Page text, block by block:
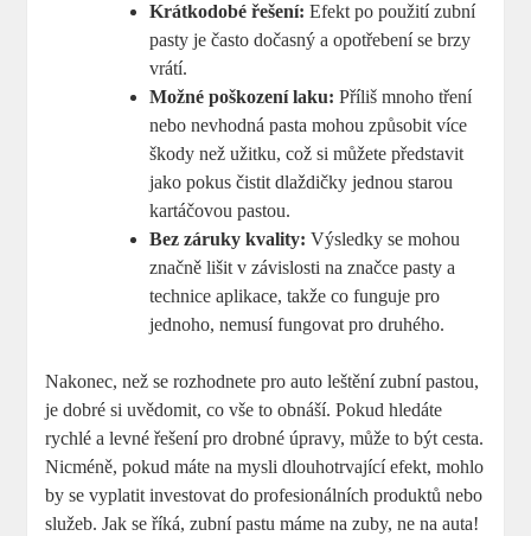
Krátkodobé řešení: Efekt po použití zubní
pasty je často dočasný a opotřebení se brzy
vrátí.
Možné poškození laku: Příliš mnoho tření
nebo nevhodná pasta mohou způsobit více
škody než užitku, což si můžete představit
jako pokus čistit dlaždičky jednou starou
kartáčovou pastou.
Bez záruky kvality: Výsledky se mohou
značně lišit v závislosti na značce pasty a
technice aplikace, takže co funguje pro
jednoho, nemusí fungovat pro druhého.
Nakonec, než se rozhodnete pro auto leštění zubní pastou,
je dobré si uvědomit, co vše to obnáší. Pokud hledáte
rychlé a levné řešení pro drobné úpravy, může to být cesta.
Nicméně, pokud máte na mysli dlouhotrvající efekt, mohlo
by se vyplatit investovat do profesionálních produktů nebo
služeb. Jak se říká, zubní pastu máme na zuby, ne na auta!